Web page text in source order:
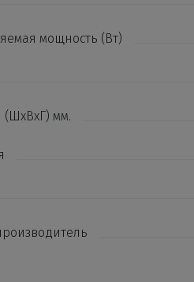
мощность (Вт)
(ШxВxГ) мм.